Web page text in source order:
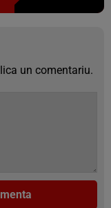
un comentariu.